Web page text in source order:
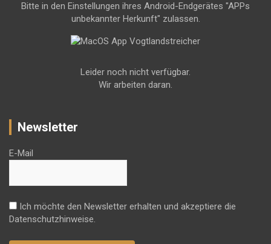
Bitte in den Einstellungen ihres Android-Endgerätes "APPs
unbekannter Herkunft" zulassen.
Leider noch nicht verfügbar.
Wir arbeiten daran.
Newsletter
E-Mail
Ich möchte den Newsletter erhalten und akzeptiere die
Datenschutzhinweise.